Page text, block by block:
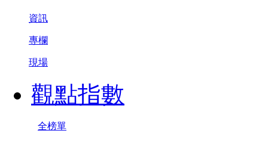
資訊
專欄
現場
觀點指數
全榜單